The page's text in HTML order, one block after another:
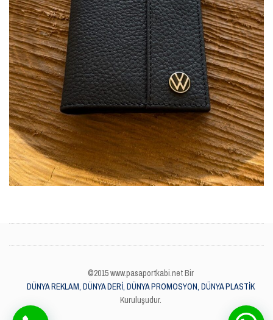
©2015 www.pasaportkabi.net Bir
DÜNYA REKLAM, DÜNYA DERİ, DÜNYA PROMOSYON, DÜNYA PLASTİK
Kuruluşudur.